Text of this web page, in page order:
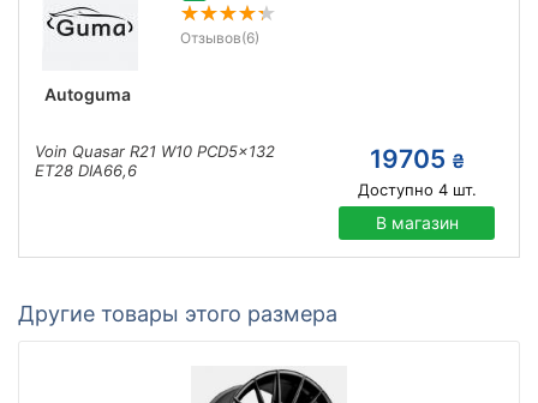
Autoguma
Отзывов(6)
Voin Quasar R21 W10 PCD5x132
ET28 DIA66,6
19705 ₴
Доступно 4шт.
В магазин
Другие товары этого размера